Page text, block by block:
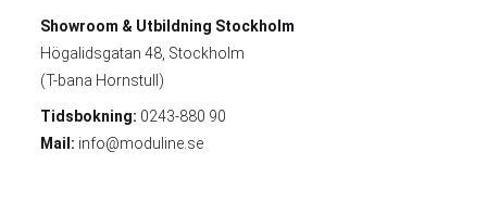
Showroom & Utbildning Stockholm
Högalidsgatan 48, Stockholm
(T-bana Hornstull)
Tidsbokning: 0243-880 90
Mail: info@moduline.se